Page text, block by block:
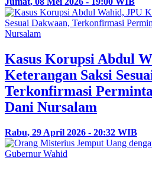
Kasus Korupsi Abdul
Keterangan Saksi
Terkonfirmasi
Dani Nursalam
Rabu, 29 April 2026 - 20:32 WIB